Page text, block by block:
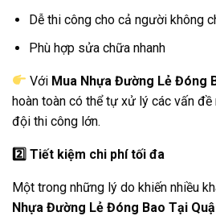
Dễ thi công cho cả người không
Phù hợp sửa chữa nhanh
Với Mua Nhựa Đường Lẻ Đóng
hoàn toàn có thể tự xử lý các vấn đề
đội thi công lớn.
2️ Tiết kiệm chi phí tối đa
Một trong những lý do khiến nhiều
Nhựa Đường Lẻ Đóng Bao Tại